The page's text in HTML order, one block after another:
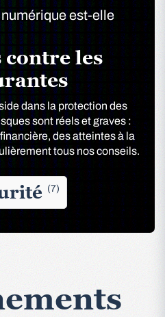
est-elle
contre les
dans la protection des
sont réels et graves :
des atteintes à la
tous nos conseils.
(7)